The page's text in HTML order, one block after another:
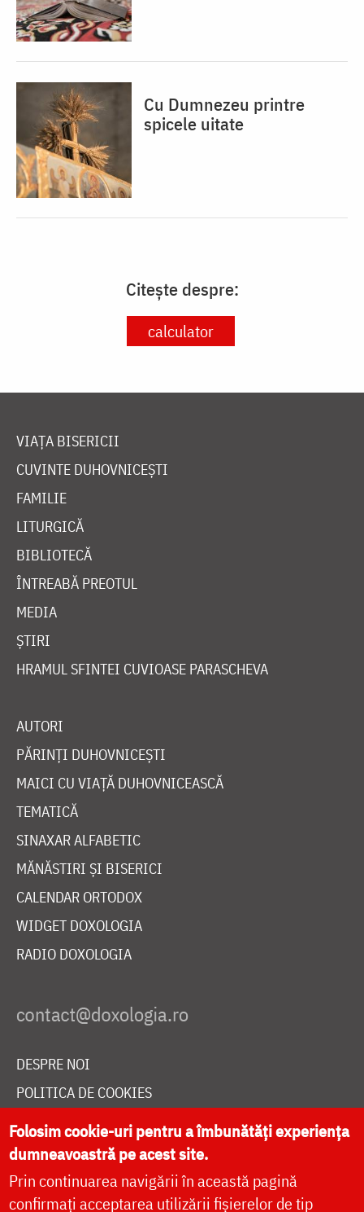
Cu Dumnezeu printre
spicele uitate
Citește despre:
calculator
VIAȚA BISERICII
CUVINTE DUHOVNICEȘTI
FAMILIE
LITURGICĂ
BIBLIOTECĂ
ÎNTREABĂ PREOTUL
MEDIA
ȘTIRI
HRAMUL SFINTEI CUVIOASE PARASCHEVA
AUTORI
PĂRINȚI DUHOVNICEȘTI
MAICI CU VIAȚĂ DUHOVNICEASCĂ
TEMATICĂ
SINAXAR ALFABETIC
MĂNĂSTIRI ȘI BISERICI
CALENDAR ORTODOX
WIDGET DOXOLOGIA
RADIO DOXOLOGIA
DESPRE NOI
POLITICA DE COOKIES
DONEAZĂ ONLINE PENTRU CATEDRALA NAȚIONALĂ
LIVE
Folosim cookie-uri pentru a îmbunătăți experiența
dumneavoastră pe acest site.
Prin continuarea navigării în această pagină
confirmați acceptarea utilizării fișierelor de tip